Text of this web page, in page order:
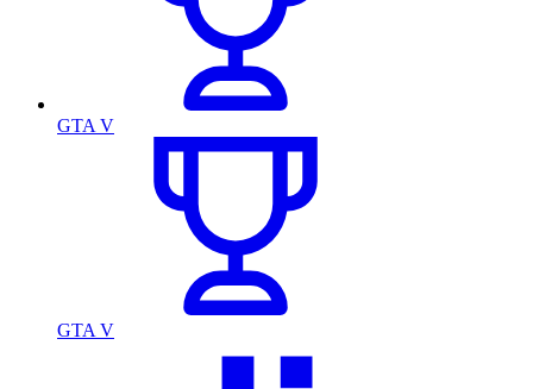
GTA V
GTA V